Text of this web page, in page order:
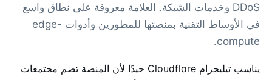
DDoS وخدمات الشبكة. العلامة معروفة على نطاق واسع
في الأوساط التقنية بمنصتها للمطورين وأدوات edge-
compute.
يناسب تيليجرام Cloudflare جيدًا لأن المنصة تضم مجتمعات